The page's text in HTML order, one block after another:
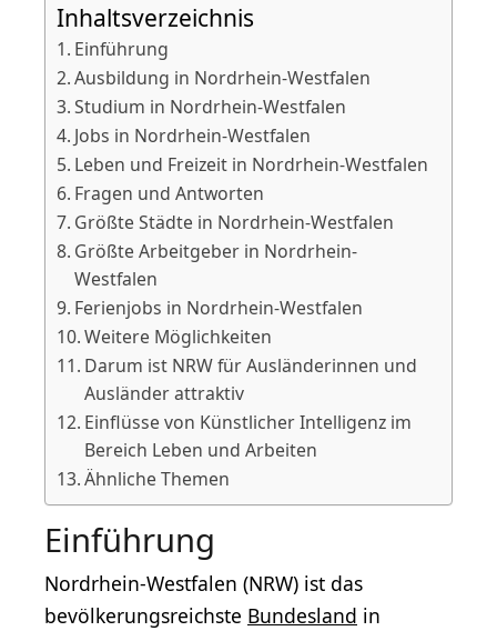
Inhaltsverzeichnis
Einführung
Ausbildung in Nordrhein-Westfalen
Studium in Nordrhein-Westfalen
Jobs in Nordrhein-Westfalen
Leben und Freizeit in Nordrhein-Westfalen
Fragen und Antworten
Größte Städte in Nordrhein-Westfalen
Größte Arbeitgeber in Nordrhein-
Westfalen
Ferienjobs in Nordrhein-Westfalen
Weitere Möglichkeiten
Darum ist NRW für Ausländerinnen und
Ausländer attraktiv
Einflüsse von Künstlicher Intelligenz im
Bereich Leben und Arbeiten
Ähnliche Themen
Einführung
Nordrhein-Westfalen (NRW) ist das
bevölkerungsreichste Bundesland in